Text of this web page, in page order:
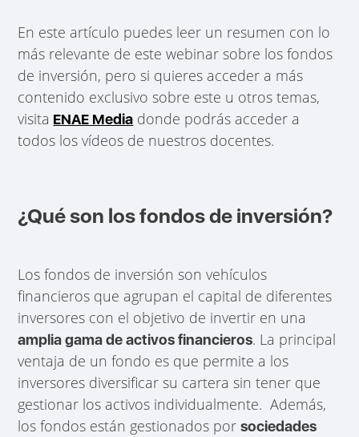
En este artículo puedes leer un resumen con lo
más relevante de este webinar sobre los fondos
de inversión, pero si quieres acceder a más
contenido exclusivo sobre este u otros temas,
visita ENAE Media donde podrás acceder a
todos los vídeos de nuestros docentes.
¿Qué son los fondos de inversión?
Los fondos de inversión son vehículos
financieros que agrupan el capital de diferentes
inversores con el objetivo de invertir en una
amplia gama de activos financieros. La principal
ventaja de un fondo es que permite a los
inversores diversificar su cartera sin tener que
gestionar los activos individualmente. Además,
los fondos están gestionados porsociedades